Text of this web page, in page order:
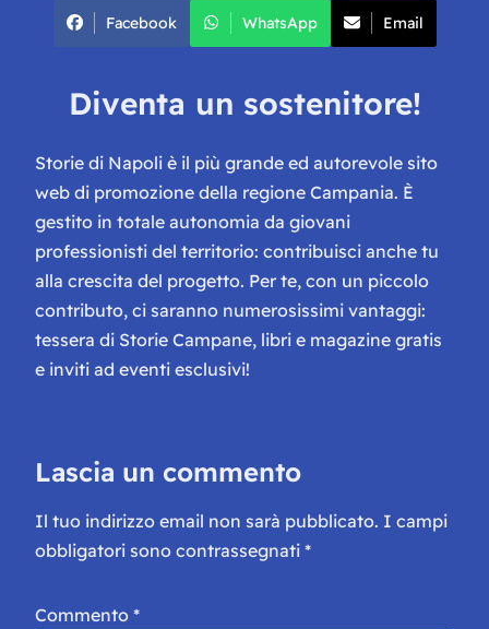
Facebook WhatsApp Email
Diventa un sostenitore!
Storie di Napoli è il più grande ed autorevole sito
web di promozione della regione Campania. È
gestito in totale autonomia da giovani
professionisti del territorio: contribuisci anche tu
alla crescita del progetto. Per te, con un piccolo
contributo, ci saranno numerosissimi vantaggi:
tessera di Storie Campane, libri e magazine gratis
e inviti ad eventi esclusivi!
Lascia un commento
Il tuo indirizzo email non sarà pubblicato. I campi
obbligatori sono contrassegnati *
Commento *